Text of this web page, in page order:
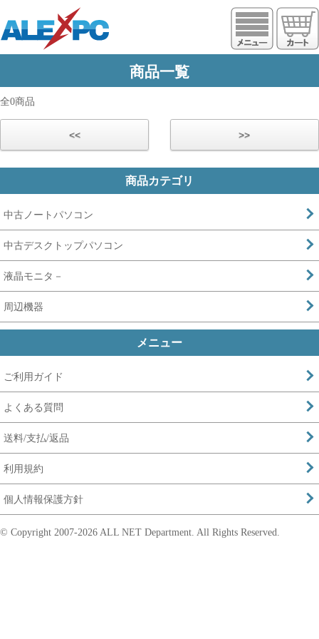
https://www.alexpc.jp
商品一覧
全0商品
<< >>
商品カテゴリ
中古ノートパソコン
中古デスクトップパソコン
液晶モニタ－
周辺機器
メニュー
ご利用ガイド
よくある質問
送料/支払/返品
利用規約
個人情報保護方針
© Copyright 2007-2026 ALL NET Department. All Rights Reserved.